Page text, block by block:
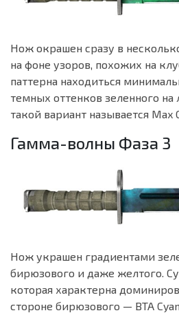
Нож окрашен сразу в
на фоне узоров, похожих на
паттерна находиться
темных оттенков зеленного на
такой вариант называется Max
Гамма-волны Фаза 3
Нож украшен градиентами
бирюзового и даже желтого.
которая характерна
стороне бирюзового — BTA